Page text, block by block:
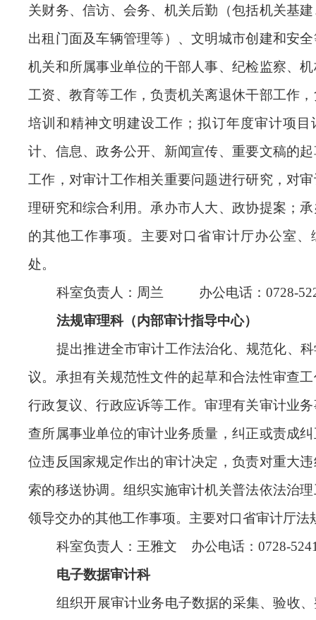
关财务、信访、会务、机关后勤（包括机关基
出租门面及车辆管理等）、文明城市创建和安
机关和所属事业单位的干部人事、纪检监察、
工资、教育等工作，负责机关离退休干部工作
培训和精神文明建设工作；拟订年度审计项目
计、信息、政务公开、新闻宣传、重要文稿的
工作，对审计工作相关重要问题进行研究，对
理研究和综合利用。承办市人大、政协提案；
的其他工作事项。主要对口省审计厅办公室、
处。
科室负责人：周兰 办公电话：0728-
法规审理科（内部审计指导中心）
提出推进全市审计工作法治化、规范化、
议。承担有关规范性文件的起草和合法性审查
行政复议、行政应诉等工作。审理有关审计业
查所属事业单位的审计业务质量，纠正或责成
位违反国家规定作出的审计决定，负责对重大
索的移送协调。组织实施审计机关普法依法治
领导交办的其他工作事项。主要对口省审计厅法
科室负责人：王雅文 办公电话：0728-
电子数据审计科
组织开展审计业务电子数据的采集、验收